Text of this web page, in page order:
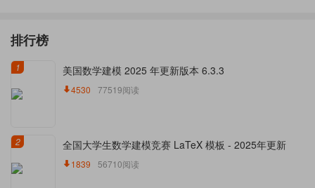
排行榜
1 美国数学建模 2025 年更新版本 6.3.3
4530 77519阅读
2 全国大学生数学建模竞赛 LaTeX 模板 - 2025年更新
1839 56710阅读